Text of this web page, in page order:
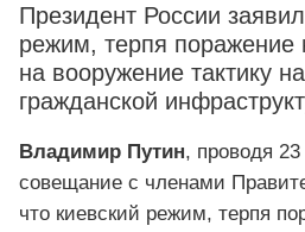
Президент России
режим, терпя поражение
на вооружение тактику
гражданской
Владимир Путин, проводя
совещание с членами
что киевский режим, терпя